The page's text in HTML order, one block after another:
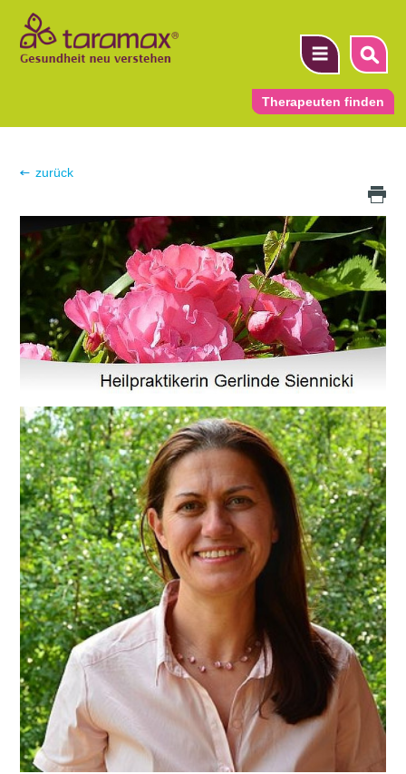
Therapeuten finden
▼
zurück